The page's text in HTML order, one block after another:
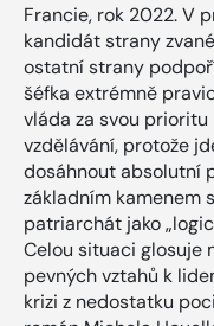
Francie, rok 2022. V
kandidát strany
ostatní strany
šéfka extrémně
vláda za svou prioritu
vzdělávání, protože
dosáhnout absolutní
základním kamenem
patriarchát jako
Celou situaci glosuje
pevných vztahů k
krizi z nedostatku